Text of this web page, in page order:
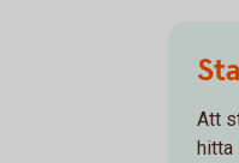
Att
hitta